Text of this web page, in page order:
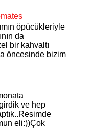
öpücükleriyle
da
bir kahvaltı
öncesinde bizim
ve hep
eli:))Çok